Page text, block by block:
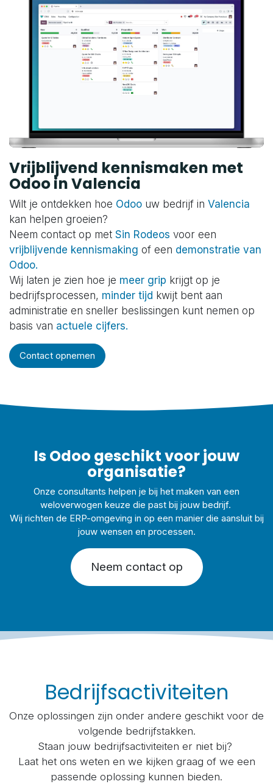
Vrijblijvend kennismaken met
Odoo in Valencia
Wilt je ontdekken hoe Odoo uw bedrijf in Valencia
kan helpen groeien?
Neem contact op met Sin Rodeos voor een
vrijblijvende kennismaking of een demonstratie van
Odoo.
Wij laten je zien hoe je meer grip krijgt op je
bedrijfsprocessen, minder tijd kwijt bent aan
administratie en sneller beslissingen kunt nemen op
basis van actuele cijfers.
Contact opnemen
Is Odoo geschikt voor jouw
organisatie?
Onze consultants helpen je bij het maken van een
weloverwogen keuze die past bij jouw bedrijf.
Wij richten de ERP-omgeving in op een manier die aansluit bij
jouw wensen en processen.
Neem contact op
Bedrijfsactiviteiten
Onze oplossingen zijn onder andere geschikt voor de
volgende bedrijfstakken.
Staan jouw bedrijfsactiviteiten er niet bij?
Laat het ons weten en we kijken graag of we een
passende oplossing kunnen bieden.